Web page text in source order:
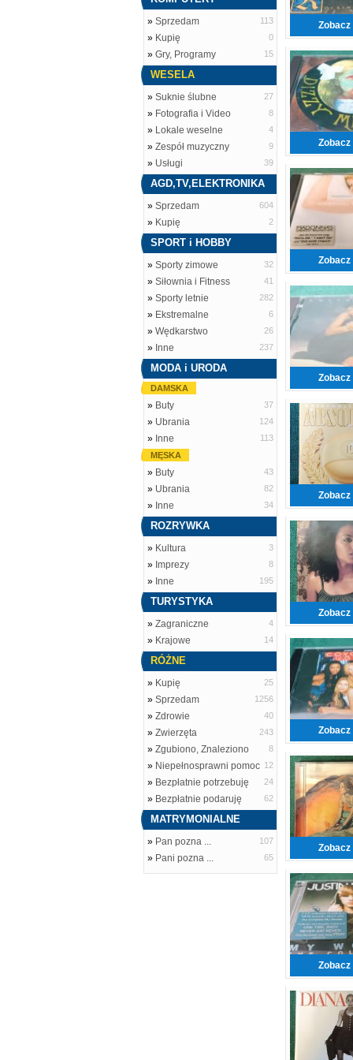
» Sprzedam 113
» Kupię 0
» Gry, Programy 15
WESELA
» Suknie ślubne 27
» Fotografia i Video 8
» Lokale weselne 4
» Zespół muzyczny 9
» Usługi 39
AGD,TV,ELEKTRONIKA
» Sprzedam 604
» Kupię 2
SPORT i HOBBY
» Sporty zimowe 32
» Siłownia i Fitness 41
» Sporty letnie 282
» Ekstremalne 6
» Wędkarstwo 26
» Inne 237
MODA i URODA
DAMSKA
» Buty 37
» Ubrania 124
» Inne
113
MĘSKA
» Buty 43
» Ubrania 82
» Inne 34
ROZRYWKA
» Kultura 3
» Imprezy 8
» Inne 195
TURYSTYKA
» Zagraniczne 4
» Krajowe 14
RÓŻNE
» Kupię 25
» Sprzedam 1256
» Zdrowie 40
» Zwierzęta 243
» Zgubiono, Znaleziono 8
» Niepełnosprawni pomoc 12
» Bezpłatnie potrzebuję 24
» Bezpłatnie podaruję 62
MATRYMONIALNE
» Pan pozna ... 107
» Pani pozna ... 65